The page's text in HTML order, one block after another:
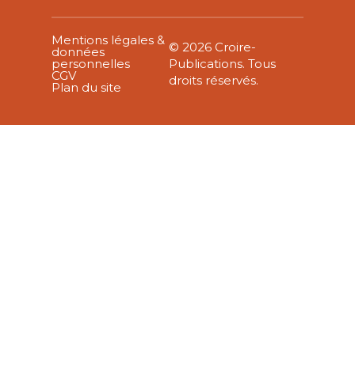
Mentions légales &
données
personnelles
CGV
Plan du site
© 2026 Croire-
Publications. Tous
droits réservés.